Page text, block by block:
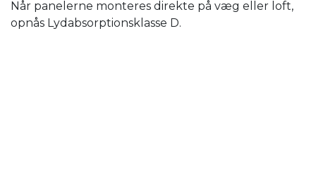
Når panelerne monteres direkte på væg eller loft,
opnås Lydabsorptionsklasse D.